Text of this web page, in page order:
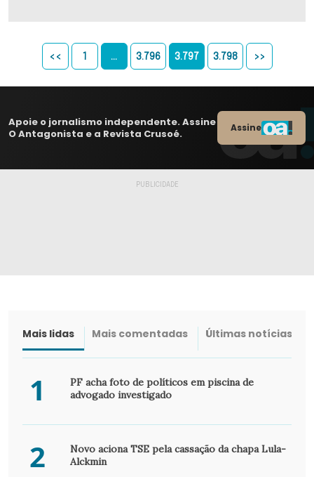
<< 1 … 3.796 3.797 3.798 >>
Apoie o jornalismo independente. Assine
O Antagonista e a Revista Crusoé.
Assine
Mais lidas Mais comentadas Últimas notícias
1
PF acha foto de políticos em piscina de
advogado investigado
2
Novo aciona TSE pela cassação da chapa Lula-
Alckmin